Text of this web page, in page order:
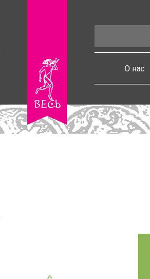
О нас